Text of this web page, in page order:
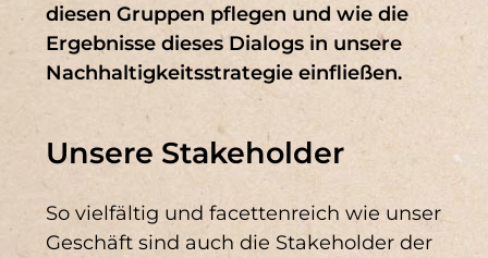
Trennung von kaufmännischer
und technischer
Geschäftsleitung,
Einrichtung der IT als
eigenständige Abteilung
Errichtung DBF-Neubau als
diesen Gruppen pflegen und wie die
Ergebnisse dieses Dialogs in unsere
Nachhaltigkeitsstrategie einfließen.
Unsere Stakeholder
So vielfältig und facettenreich wie unser
Geschäft sind auch die Stakeholder der
DNK 7 (3) DNK 13 (2)
DNK 15 (2) DNK 2 (2)
DNK 6 (2)
DNK 14 (1) DNK 17 (1)